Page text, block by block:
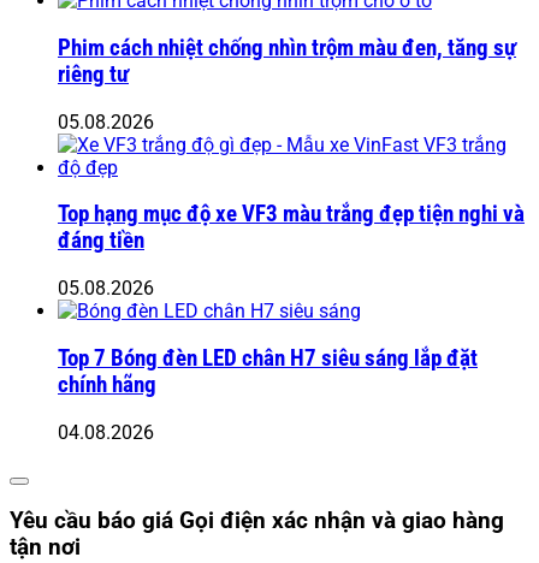
Phim cách nhiệt chống nhìn trộm màu đen, tăng sự
riêng tư
05.08.2026
Top hạng mục độ xe VF3 màu trắng đẹp tiện nghi và
đáng tiền
05.08.2026
Top 7 Bóng đèn LED chân H7 siêu sáng lắp đặt
chính hãng
04.08.2026
Yêu cầu báo giá Gọi điện xác nhận và giao hàng
tận nơi